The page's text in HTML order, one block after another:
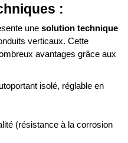
:
une solution technique
verticaux. Cette
avantages grâce aux
isolé, réglable en
(résistance à la corrosion